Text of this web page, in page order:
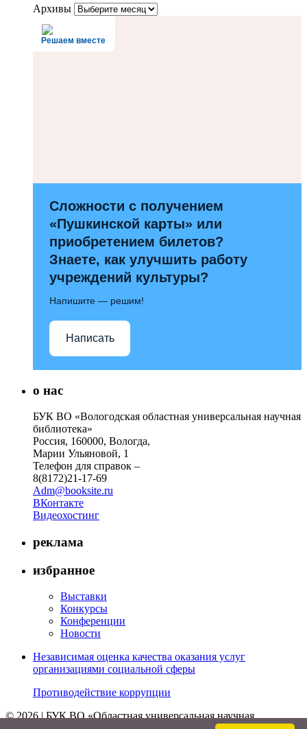
Архивы
Решаем вместе
Сложности с получением
«Пушкинской карты» или
приобретением билетов?
Знаете, как улучшить работу
учреждений культуры?
Напишите — решим!
Написать
о нас
БУК ВО «Вологодская областная универсальная научная
библиотека»
Россия, 160000, Вологда,
Марии Ульяновой, 1
Телефон для справок –
8(8172)21-17-69
Adm@booksite.ru
ВКонтакте
Видеохостинг
реклама
избранное
Выставки
Конкурсы
Конференции
Новости
Независимая оценка качества оказания услуг
организациями социальной сферы
Противодействие коррупции
© 2026 | БУК ВО «Областная универсальная научная